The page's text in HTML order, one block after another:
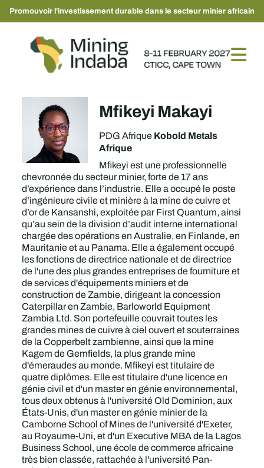
Promouvoir l'investissement durable dans le secteur minier africain
Mfikeyi Makayi
PDG AfriqueKobold Metals
Afrique
Mfikeyi est une professionnelle
chevronnée du secteur minier, forte de 17 ans
d’expérience dans l’industrie. Elle a occupé le poste
d’ingénieure civile et minière à la mine de cuivre et
d’or de Kansanshi, exploitée par First Quantum, ainsi
qu’au sein de la division d’audit interne international
chargée des opérations en Australie, en Finlande, en
Mauritanie et au Panama. Elle a également occupé
les fonctions de directrice nationale et de directrice
de l'une des plus grandes entreprises de fourniture et
de services d'équipements miniers et de
construction de Zambie, dirigeant la concession
Caterpillar en Zambie, Barloworld Equipment
Zambia Ltd. Son portefeuille couvrait toutes les
grandes mines de cuivre à ciel ouvert et souterraines
de la Copperbelt zambienne, ainsi que la mine
Kagem de Gemfields, la plus grande mine
d'émeraudes au monde. Mfikeyi est titulaire de
quatre diplômes. Elle est titulaire d'une licence en
génie civil et d'un master en génie environnemental,
tous deux obtenus à l'université Old Dominion, aux
États-Unis, d'un master en génie minier de la
Camborne School of Mines de l'université d'Exeter,
au Royaume-Uni, et d'un Executive MBA de la Lagos
Business School, une école de commerce africaine
très bien classée, rattachée à l'université Pan-